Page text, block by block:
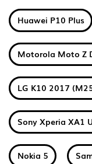
Huawei P10 Plus
Motorola Moto Z
LG K10 2017
Sony Xperia XA1
Nokia 5